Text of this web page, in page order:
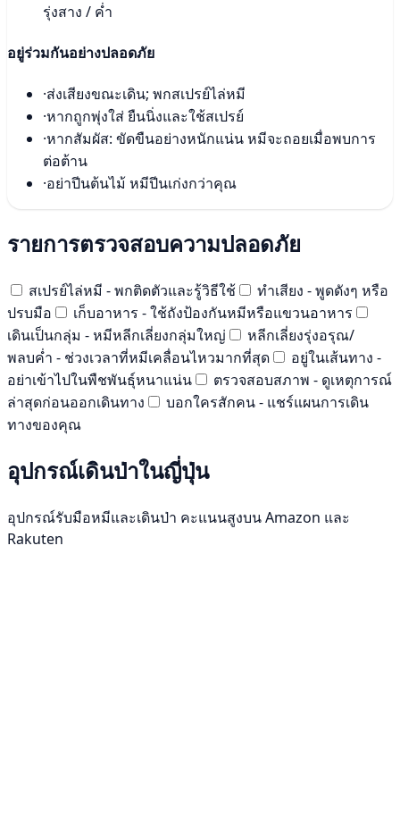
รุ่งสาง / ค่ำ
อยู่ร่วมกันอย่างปลอดภัย
·ส่งเสียงขณะเดิน; พกสเปรย์ไล่หมี
·หากถูกพุ่งใส่ ยืนนิ่งและใช้สเปรย์
·หากสัมผัส: ขัดขืนอย่างหนักแน่น หมีจะถอยเมื่อพบการ
ต่อต้าน
·อย่าปีนต้นไม้ หมีปีนเก่งกว่าคุณ
รายการตรวจสอบความปลอดภัย
สเปรย์ไล่หมี - พกติดตัวและรู้วิธีใช้
ทำเสียง - พูดดังๆ หรือ
ปรบมือ
เก็บอาหาร - ใช้ถังป้องกันหมีหรือแขวนอาหาร
เดินเป็นกลุ่ม - หมีหลีกเลี่ยงกลุ่มใหญ่
หลีกเลี่ยงรุ่งอรุณ/
พลบค่ำ - ช่วงเวลาที่หมีเคลื่อนไหวมากที่สุด
อยู่ในเส้นทาง -
อย่าเข้าไปในพืชพันธุ์หนาแน่น
ตรวจสอบสภาพ - ดูเหตุการณ์
ล่าสุดก่อนออกเดินทาง
บอกใครสักคน - แชร์แผนการเดิน
ทางของคุณ
อุปกรณ์เดินป่าในญี่ปุ่น
อุปกรณ์รับมือหมีและเดินป่า คะแนนสูงบน Amazon และ
Rakuten